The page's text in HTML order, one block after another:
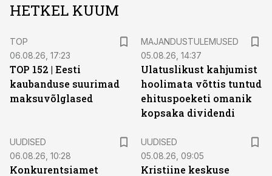
HETKEL KUUM
TOP
06.08.26, 17:23
TOP 152 | Eesti
kaubanduse suurimad
maksuvõlglased
MAJANDUSTULEMUSED
05.08.26, 14:37
Ulatuslikust kahjumist
hoolimata võttis tuntud
ehituspoeketi omanik
kopsaka dividendi
UUDISED
06.08.26, 10:28
Konkurentsiamet
UUDISED
05.08.26, 09:05
Kristiine keskuse